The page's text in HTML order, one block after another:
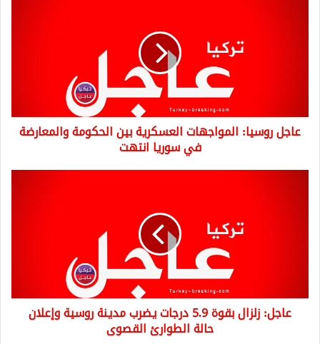
سوريا
انتهت
عاجل روسيا: المواجهات العسكرية بين الحكومة والمعارضة
في سوريا انتهت
وإعلان
عاجل: زلزال بقوة 5.9 درجات يضرب مدينة روسية وإعلان
حالة الطوارئ القصوى